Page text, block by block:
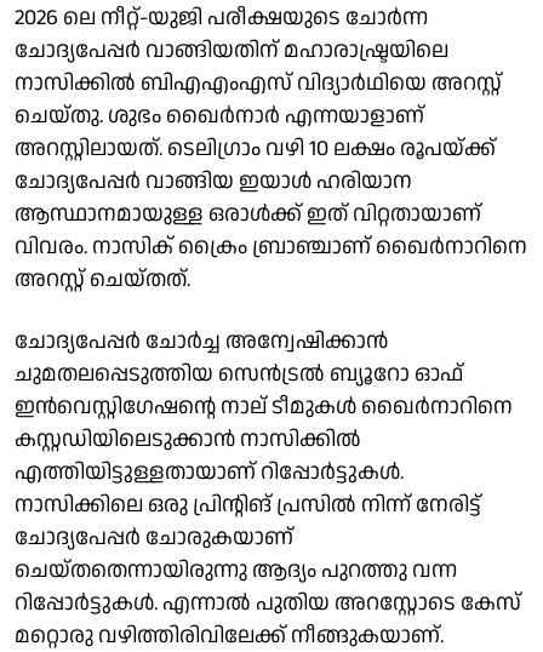
2026 ലെ നീറ്റ്-യുജി പരീക്ഷയുടെ ചോർന്ന
ചോദ്യപേപ്പർ വാങ്ങിയതിന് മഹാരാഷ്ട്രയിലെ
നാസിക്കിൽ ബിഎഎംഎസ് വിദ്യാർഥിയെ അറസ്റ്റ്
ചെയ്തു. ശുഭം ഖൈർനാർ എന്നയാളാണ്
അറസ്റ്റിലായത്. ടെലിഗ്രാം വഴി 10 ലക്ഷം രൂപയ്ക്ക്
ചോദ്യപേപ്പർ വാങ്ങിയ ഇയാൾ ഹരിയാന
ആസ്ഥാനമായുള്ള ഒരാൾക്ക് ഇത് വിറ്റതായാണ്
വിവരം. നാസിക് ക്രൈം ബ്രാഞ്ചാണ് ഖൈർനാറിനെ
അറസ്റ്റ് ചെയ്തത്.
ചോദ്യപേപ്പർ ചോർച്ച അന്വേഷിക്കാൻ
ചുമതലപ്പെടുത്തിയ സെൻട്രൽ ബ്യൂറോ ഓഫ്
ഇൻവെസ്റ്റിഗേഷൻ്റെ നാല് ടീമുകൾ ഖൈർനാറിനെ
കസ്റ്റഡിയിലെടുക്കാൻ നാസിക്കിൽ
എത്തിയിട്ടുള്ളതായാണ് റിപ്പോർട്ടുകൾ.
നാസിക്കിലെ ഒരു പ്രിൻ്റിങ് പ്രസിൽ നിന്ന് നേരിട്ട്
ചോദ്യപേപ്പർ ചോരുകയാണ്
ചെയ്തതെന്നായിരുന്നു ആദ്യം പുറത്തു വന്ന
റിപ്പോർട്ടുകൾ. എന്നാൽ പുതിയ അറസ്റ്റോടെ കേസ്
മറ്റൊരു വഴിത്തിരിവിലേക്ക് നീങ്ങുകയാണ്.